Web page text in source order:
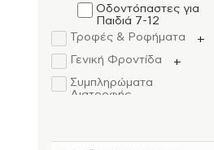
Οδοντόπαστες για
Παιδιά 7-12
Τροφές & Ροφήματα
+
Γενική Φροντίδα
+
Συμπληρώματα
Διατροφής